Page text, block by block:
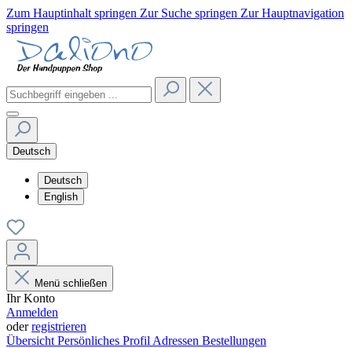
Zum Hauptinhalt springen Zur Suche springen Zur Hauptnavigation
springen
Deutsch
Deutsch
English
Menü schließen
Ihr Konto
Anmelden
oderregistrieren
Übersicht Persönliches Profil Adressen Bestellungen